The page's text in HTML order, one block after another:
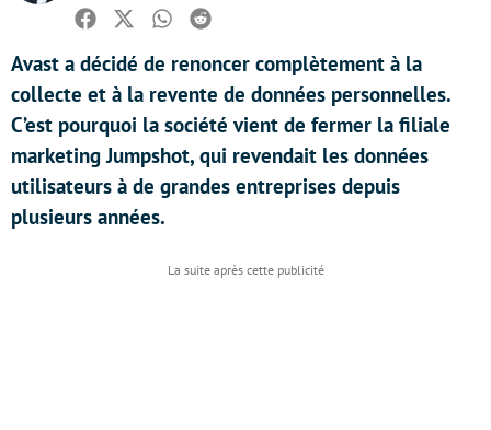
Facebook
TwitterWhatsapp
Reddit
Avast a décidé de renoncer complètement à la
collecte et à la revente de données personnelles.
C’est pourquoi la société vient de fermer la filiale
marketing Jumpshot, qui revendait les données
utilisateurs à de grandes entreprises depuis
plusieurs années.